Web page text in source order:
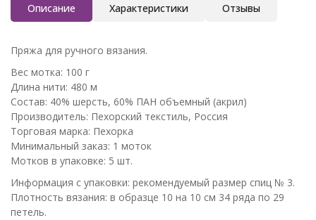
Описание Характеристики Отзывы
Пряжа для ручного вязания.
Вес мотка: 100 г
Длина нити: 480 м
Состав: 40% шерсть, 60% ПАН объемный (акрил)
Производитель: Пехорский текстиль, Россия
Торговая марка: Пехорка
Минимальный заказ: 1 моток
Мотков в упаковке: 5 шт.
Информация с упаковки: рекомендуемый размер спиц № 3.
Плотность вязания: в образце 10 на 10 см 34 ряда по 29
петель.